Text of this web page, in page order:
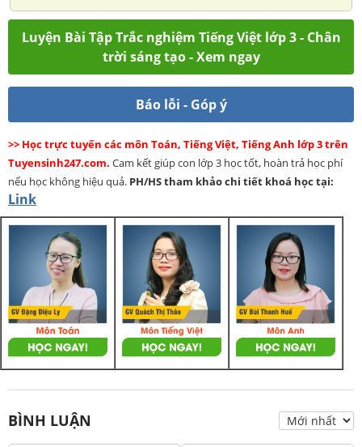
Luyện Bài Tập Trắc nghiệm Tiếng Việt lớp 3 - Chân
trời sáng tạo - Xem ngay
Báo lỗi - Góp ý
>> Học trực tuyến các môn Toán, Tiếng Việt, Tiếng Anh lớp 3 trên
Tuyensinh247.com. Cam kết giúp con lớp 3 học tốt, hoàn trả học phí
nếu học không hiệu quả. PH/HStham khảo chi tiết khoá học tại:
Link
BÌNH LUẬN